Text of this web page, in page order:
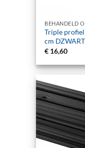
BEHANDELD
Triple
cm DZWART
€ 16,60